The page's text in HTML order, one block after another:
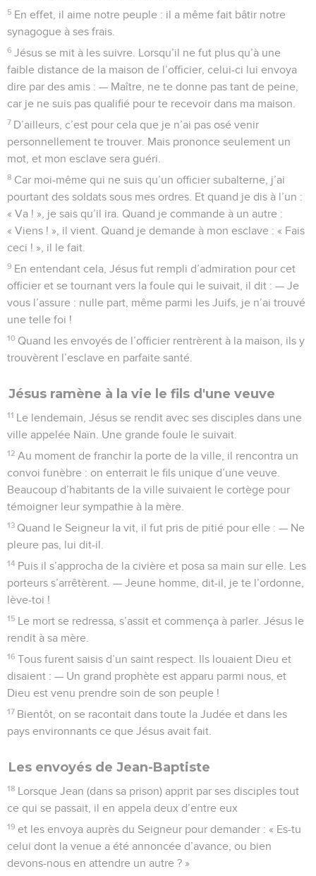
5 En effet, il aime notre peuple : il a même fait bâtir notre
synagogue à ses frais.
6 Jésus se mit à les suivre. Lorsqu’il ne fut plus qu’à une
faible distance de la maison de l’officier, celui-ci lui envoya
dire par des amis : — Maître, ne te donne pas tant de peine,
car je ne suis pas qualifié pour te recevoir dans ma maison.
7 D’ailleurs, c’est pour cela que je n’ai pas osé venir
personnellement te trouver. Mais prononce seulement un
mot, et mon esclave sera guéri.
8 Car moi-même qui ne suis qu’un officier subalterne, j’ai
pourtant des soldats sous mes ordres. Et quand je dis à l’un :
« Va ! », je sais qu’il ira. Quand je commande à un autre :
« Viens ! », il vient. Quand je demande à mon esclave : « Fais
ceci ! », il le fait.
9 En entendant cela, Jésus fut rempli d’admiration pour cet
officier et se tournant vers la foule qui le suivait, il dit : — Je
vous l’assure : nulle part, même parmi les Juifs, je n’ai trouvé
une telle foi !
10 Quand les envoyés de l’officier rentrèrent à la maison, ils y
trouvèrent l’esclave en parfaite santé.
Jésus ramène à la vie le fils d'une veuve
11 Le lendemain, Jésus se rendit avec ses disciples dans une
ville appelée Naïn. Une grande foule le suivait.
12 Au moment de franchir la porte de la ville, il rencontra un
convoi funèbre : on enterrait le fils unique d’une veuve.
Beaucoup d’habitants de la ville suivaient le cortège pour
témoigner leur sympathie à la mère.
13 Quand le Seigneur la vit, il fut pris de pitié pour elle : — Ne
pleure pas, lui dit-il.
14 Puis il s’approcha de la civière et posa sa main sur elle. Les
porteurs s’arrêtèrent. — Jeune homme, dit-il, je te l’ordonne,
lève-toi !
15 Le mort se redressa, s’assit et commença à parler. Jésus le
rendit à sa mère.
16 Tous furent saisis d’un saint respect. Ils louaient Dieu et
disaient : — Un grand prophète est apparu parmi nous, et
Dieu est venu prendre soin de son peuple !
17 Bientôt, on se racontait dans toute la Judée et dans les
pays environnants ce que Jésus avait fait.
Les envoyés de Jean-Baptiste
18 Lorsque Jean (dans sa prison) apprit par ses disciples tout
ce qui se passait, il en appela deux d’entre eux
19 et les envoya auprès du Seigneur pour demander : « Es-tu
celui dont la venue a été annoncée d’avance, ou bien
devons-nous en attendre un autre ? »